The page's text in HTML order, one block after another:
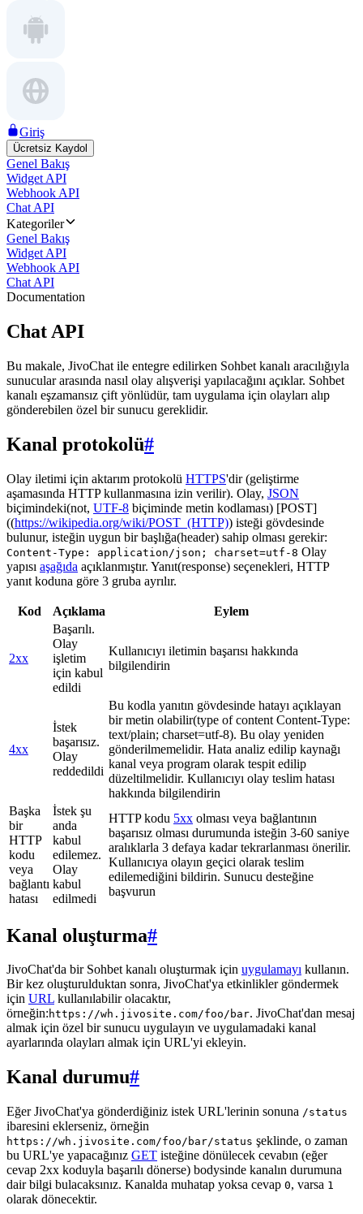
Giriş
Ücretsiz Kaydol
Genel Bakış
Widget API
Webhook API
Chat API
Kategoriler
Genel Bakış
Widget API
Webhook API
Chat API
Documentation
Chat API
Bu makale, JivoChat ile entegre edilirken Sohbet kanalı aracılığıyla
sunucular arasında nasıl olay alışverişi yapılacağını açıklar. Sohbet
kanalı eşzamansız çift yönlüdür, tam uygulama için olayları alıp
gönderebilen özel bir sunucu gereklidir.
Kanal protokolü#
Olay iletimi için aktarım protokolü HTTPS'dir (geliştirme
aşamasında HTTP kullanmasına izin verilir). Olay, JSON
biçimindeki(not, UTF-8 biçiminde metin kodlaması) [POST]
((https://wikipedia.org/wiki/POST_(HTTP)) isteği gövdesinde
bulunur, isteğin uygun bir başlığa(header) sahip olması gerekir:
Content-Type: application/json; charset=utf-8 Olay
yapısı aşağıda açıklanmıştır. Yanıt(response) seçenekleri, HTTP
yanıt koduna göre 3 gruba ayrılır.
Kod Açıklama Eylem
2xx
Başarılı.
Olay
işletim
için kabul
edildi
Kullanıcıyı iletimin başarısı hakkında
bilgilendirin
4xx
İstek
başarısız.
Olay
reddedildi
Bu kodla yanıtın gövdesinde hatayı açıklayan
bir metin olabilir(type of content Content-Type:
text/plain; charset=utf-8). Bu olay yeniden
gönderilmemelidir. Hata analiz edilip kaynağı
kanal veya program olarak tespit edilip
düzeltilmelidir. Kullanıcıyı olay teslim hatası
hakkında bilgilendirin
Başka
bir
HTTP
kodu
veya
bağlantı
hatası
İstek şu
anda
kabul
edilemez.
Olay
kabul
edilmedi
HTTP kodu 5xx olması veya bağlantının
başarısız olması durumunda isteğin 3-60 saniye
aralıklarla 3 defaya kadar tekrarlanması önerilir.
Kullanıcıya olayın geçici olarak teslim
edilemediğini bildirin. Sunucu desteğine
başvurun
Kanal oluşturma#
JivoChat'da bir Sohbet kanalı oluşturmak için uygulamayı kullanın.
Bir kez oluşturulduktan sonra, JivoChat'ya etkinlikler göndermek
için URL kullanılabilir olacaktır,
örneğin: https://wh.jivosite.com/foo/bar. JivoChat'dan mesaj
almak için özel bir sunucu uygulayın ve uygulamadaki kanal
ayarlarında olayları almak için URL'yi ekleyin.
Kanal durumu#
Eğer JivoChat'ya gönderdiğiniz istek URL'lerinin sonuna /status
ibaresini eklerseniz, örneğin
https://wh.jivosite.com/foo/bar/status şeklinde, o zaman
bu URL'ye yapacağınız GET isteğine dönülecek cevabın (eğer
cevap 2xx koduyla başarılı dönerse) bodysinde kanalın durumuna
dair bilgi bulacaksınız. Kanalda muhatap yoksa cevap 0, varsa 1
olarak dönecektir.